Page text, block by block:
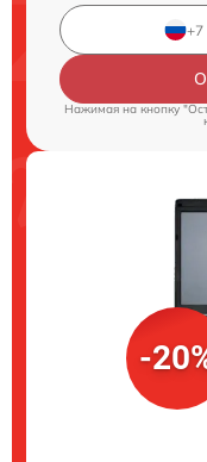
Нажимая на кнопку
-